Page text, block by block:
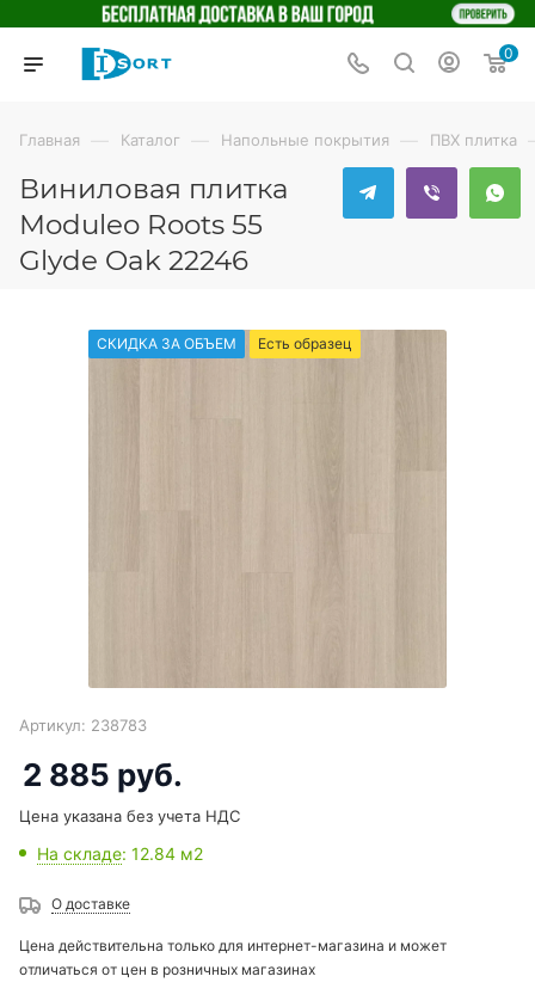
0
Главная — Каталог — Напольные покрытия — ПВХ плитка
Виниловая плитка
Moduleo Roots 55
Glyde Oak 22246
СКИДКА ЗА ОБЪЕМ Есть образец
Артикул: 238783
2 885 руб.
Цена указана без учета НДС
На складе: 12.84 м2
О доставке
Цена действительна только для интернет-магазина и может
отличаться от цен в розничных магазинах